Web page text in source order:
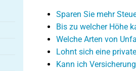
Sparen Sie mehr
Bis zu welcher Höhe
Welche Arten von
Lohnt sich eine
Kann ich